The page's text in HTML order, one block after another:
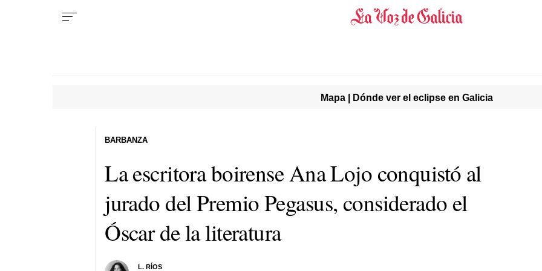
Mapa | Dónde ver el eclipse en Galicia
La escritora boirense Ana Lojo conquistó al
jurado del Premio Pegasus, considerado el
Óscar de la literatura
L. RÍOS
BARBANZA